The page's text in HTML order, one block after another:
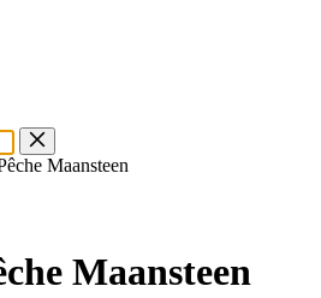
Maansteen
Maansteen